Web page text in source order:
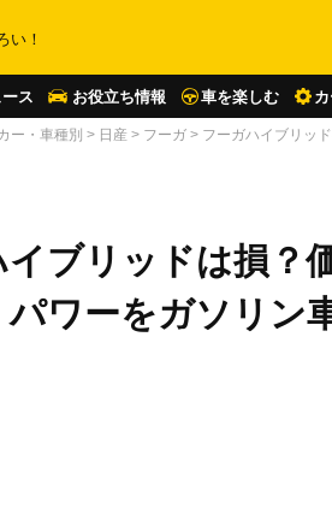
い！
ス お役立ち情報 車を楽しむ
ー・車種別 > 日産 > フーガ > フーガハイブリッ
イブリッドは損？
ワーをガソリン